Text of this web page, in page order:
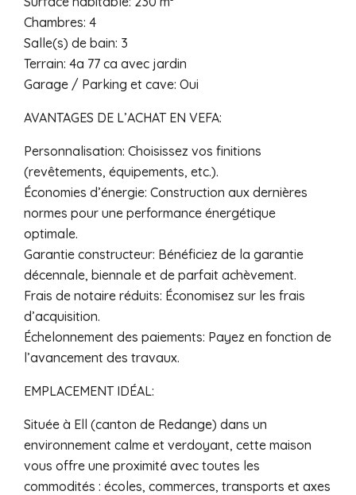
Chambres: 4
Salle(s) de bain: 3
Terrain: 4a 77 ca avec jardin
Garage / Parking et cave: Oui
AVANTAGES DE L’ACHAT EN VEFA:
Personnalisation: Choisissez vos finitions
(revêtements, équipements, etc.).
Économies d’énergie: Construction aux dernières
normes pour une performance énergétique
optimale.
Garantie constructeur: Bénéficiez de la garantie
décennale, biennale et de parfait achèvement.
Frais de notaire réduits: Économisez sur les frais
d’acquisition.
Échelonnement des paiements: Payez en fonction de
l’avancement des travaux.
EMPLACEMENT IDÉAL:
Située à Ell (canton de Redange) dans un
environnement calme et verdoyant, cette maison
vous offre une proximité avec toutes les
commodités : écoles, commerces, transports et axes